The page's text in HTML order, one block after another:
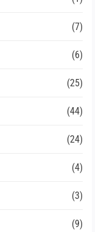
(7)
(6)
(25)
(44)
(24)
(4)
(3)
(9)